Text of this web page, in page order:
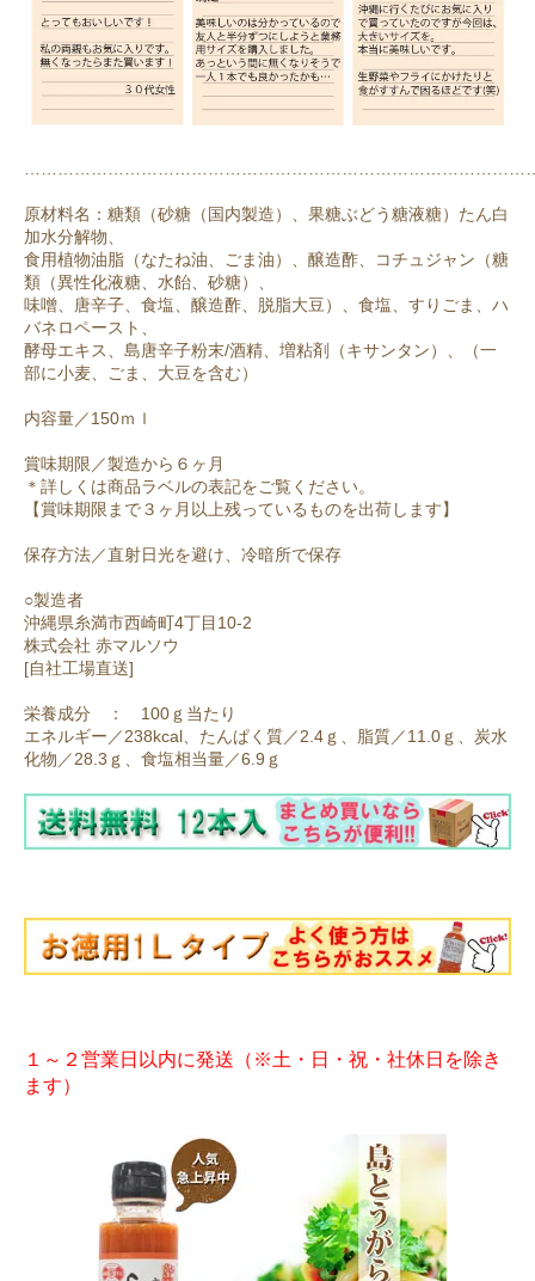
原材料名：糖類（砂糖（国内製造）、果糖ぶどう糖液糖）たん白
加水分解物、
食用植物油脂（なたね油、ごま油）、醸造酢、コチュジャン（糖
類（異性化液糖、水飴、砂糖）、
味噌、唐辛子、食塩、醸造酢、脱脂大豆）、食塩、すりごま、ハ
バネロペースト、
酵母エキス、島唐辛子粉末/酒精、増粘剤（キサンタン）、（一
部に小麦、ごま、大豆を含む）
内容量／150ｍｌ
賞味期限／製造から６ヶ月
＊詳しくは商品ラベルの表記をご覧ください。
【賞味期限まで３ヶ月以上残っているものを出荷します】
保存方法／直射日光を避け、冷暗所で保存
○製造者
沖縄県糸満市西崎町4丁目10-2
株式会社 赤マルソウ
[自社工場直送]
栄養成分 ： 100ｇ当たり
エネルギー／238kcal、たんぱく質／2.4ｇ、脂質／11.0ｇ、炭水
化物／28.3ｇ、食塩相当量／6.9ｇ
１～２営業日以内に発送（※土・日・祝・社休日を除き
ます）